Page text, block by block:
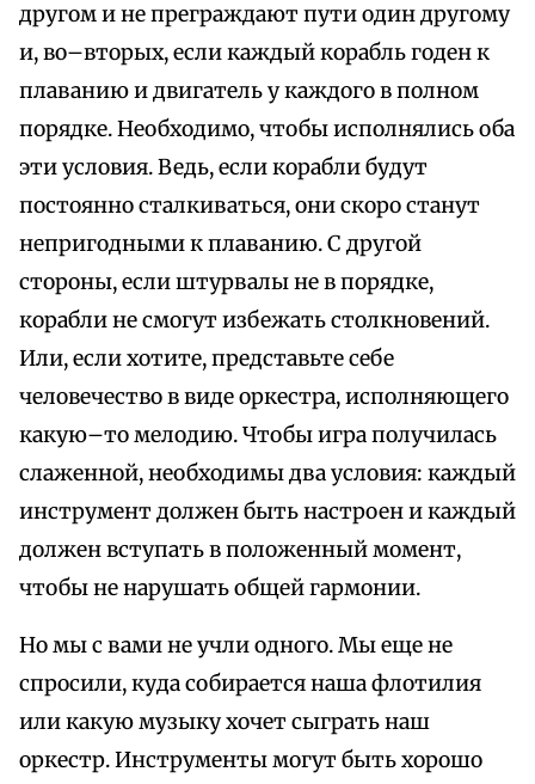
другом и не преграждают пути один другому
и, во–вторых, если каждый корабль годен к
плаванию и двигатель у каждого в полном
порядке. Необходимо, чтобы исполнялись оба
эти условия. Ведь, если корабли будут
постоянно сталкиваться, они скоро станут
непригодными к плаванию. С другой
стороны, если штурвалы не в порядке,
корабли не смогут избежать столкновений.
Или, если хотите, представьте себе
человечество в виде оркестра, исполняющего
какую–то мелодию. Чтобы игра получилась
слаженной, необходимы два условия: каждый
инструмент должен быть настроен и каждый
должен вступать в положенный момент,
чтобы не нарушать общей гармонии.
Но мы с вами не учли одного. Мы еще не
спросили, куда собирается наша флотилия
или какую музыку хочет сыграть наш
оркестр. Инструменты могут быть хорошо